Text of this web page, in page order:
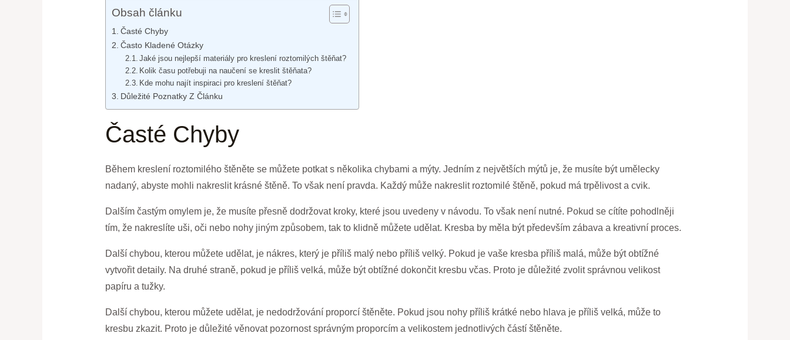
Obsah článku
Časté Chyby
Často Kladené Otázky
Jaké jsou nejlepší materiály pro kreslení roztomilých štěňat?
Kolik času potřebuji na naučení se kreslit štěňata?
Kde mohu najít inspiraci pro kreslení štěňat?
Důležité Poznatky Z Článku
Časté Chyby
Během kreslení roztomilého štěněte se můžete potkat s několika chybami a mýty. Jedním z největších mýtů je, že musíte být umělecky
nadaný, abyste mohli nakreslit krásné štěně. To však není pravda. Každý může nakreslit roztomilé štěně, pokud má trpělivost a cvik.
Dalším častým omylem je, že musíte přesně dodržovat kroky, které jsou uvedeny v návodu. To však není nutné. Pokud se cítíte pohodlněji
tím, že nakreslíte uši, oči nebo nohy jiným způsobem, tak to klidně můžete udělat. Kresba by měla být především zábava a kreativní proces.
Další chybou, kterou můžete udělat, je nákres, který je příliš malý nebo příliš velký. Pokud je vaše kresba příliš malá, může být obtížné
vytvořit detaily. Na druhé straně, pokud je příliš velká, může být obtížné dokončit kresbu včas. Proto je důležité zvolit správnou velikost
papíru a tužky.
Další chybou, kterou můžete udělat, je nedodržování proporcí štěněte. Pokud jsou nohy příliš krátké nebo hlava je příliš velká, může to
kresbu zkazit. Proto je důležité věnovat pozornost správným proporcím a velikostem jednotlivých částí štěněte.